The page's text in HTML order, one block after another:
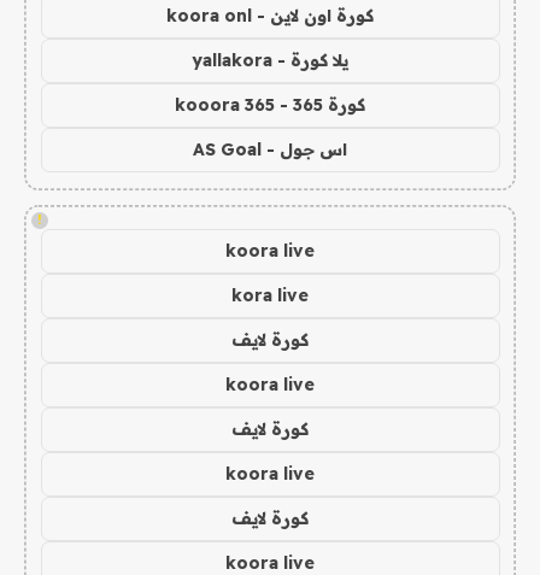
كورة اون لاين - koora onl
يلا كورة - yallakora
كورة 365 - kooora 365
اس جول - AS Goal
!
koora live
kora live
كورة لايف
koora live
كورة لايف
koora live
كورة لايف
koora live